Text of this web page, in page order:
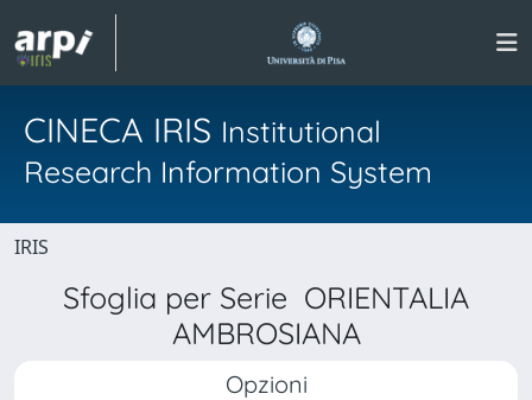
CINECA IRIS Institutional
Research Information System
IRIS
Sfoglia per Serie ORIENTALIA
AMBROSIANA
Opzioni